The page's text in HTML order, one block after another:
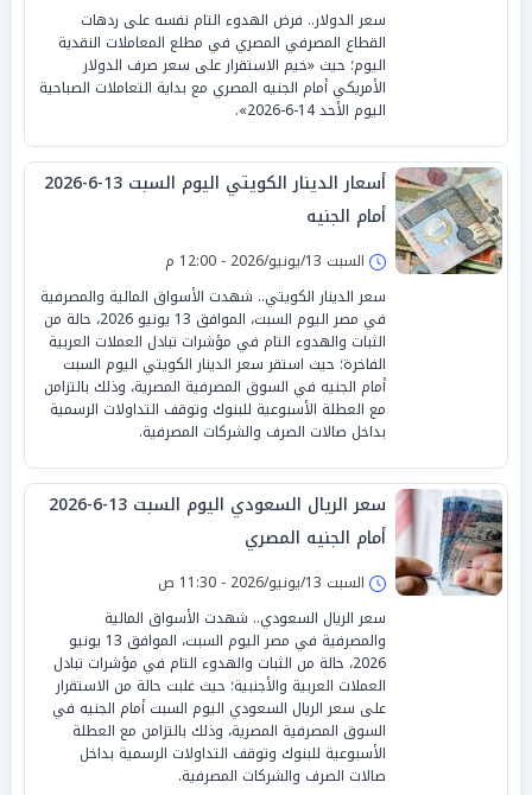
سعر الدولار.. فرض الهدوء التام نفسه على ردهات
القطاع المصرفي المصري في مطلع المعاملات النقدية
اليوم؛ حيث «خيم الاستقرار على سعر صرف الدولار
الأمريكي أمام الجنيه المصري مع بداية التعاملات الصباحية
اليوم الأحد 14-6-2026».
أسعار الدينار الكويتي اليوم السبت 13-6-2026
أمام الجنيه
السبت 13/يونيو/2026 - 12:00 م
سعر الدينار الكويتي.. شهدت الأسواق المالية والمصرفية
في مصر اليوم السبت، الموافق 13 يونيو 2026، حالة من
الثبات والهدوء التام في مؤشرات تبادل العملات العربية
الفاخرة؛ حيث استقر سعر الدينار الكويتي اليوم السبت
أمام الجنيه في السوق المصرفية المصرية، وذلك بالتزامن
مع العطلة الأسبوعية للبنوك وتوقف التداولات الرسمية
بداخل صالات الصرف والشركات المصرفية.
سعر الريال السعودي اليوم السبت 13-6-2026
أمام الجنيه المصري
السبت 13/يونيو/2026 - 11:30 ص
سعر الريال السعودي.. شهدت الأسواق المالية
والمصرفية في مصر اليوم السبت، الموافق 13 يونيو
2026، حالة من الثبات والهدوء التام في مؤشرات تبادل
العملات العربية والأجنبية؛ حيث غلبت حالة من الاستقرار
على سعر الريال السعودي اليوم السبت أمام الجنيه في
السوق المصرفية المصرية، وذلك بالتزامن مع العطلة
الأسبوعية للبنوك وتوقف التداولات الرسمية بداخل
صالات الصرف والشركات المصرفية.